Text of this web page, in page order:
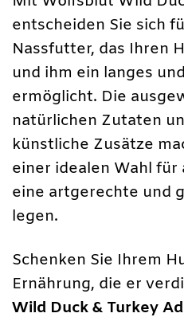
entscheiden Sie sich
Nassfutter, das Ihren
und ihm ein langes
ermöglicht. Die
natürlichen Zutaten
künstliche Zusätze
einer idealen Wahl für
eine artgerechte und
legen.
Schenken Sie Ihrem
Ernährung, die er
Wild Duck & Turkey